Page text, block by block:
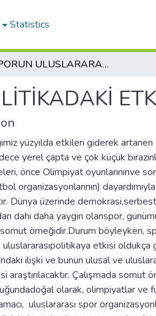
Statistics
SPORUN ULUSLARARASI POLİTİKADAKİ ETKİSİ
yüzyılda etkileri giderek
yerel çapta ve çok küçük
önce Olimpiyat oyunlarınınve
organizasyonlarının)
Dünya üzerinde
dahi daha yaygın olanspor,
örneğidir.Durum böyleyken,
etkisi oldukça
ilişki ve bunun ulusal ve
araştırılacaktır. Çalışmada somut
olarak, olimpiyatlar ve
uluslararası spor